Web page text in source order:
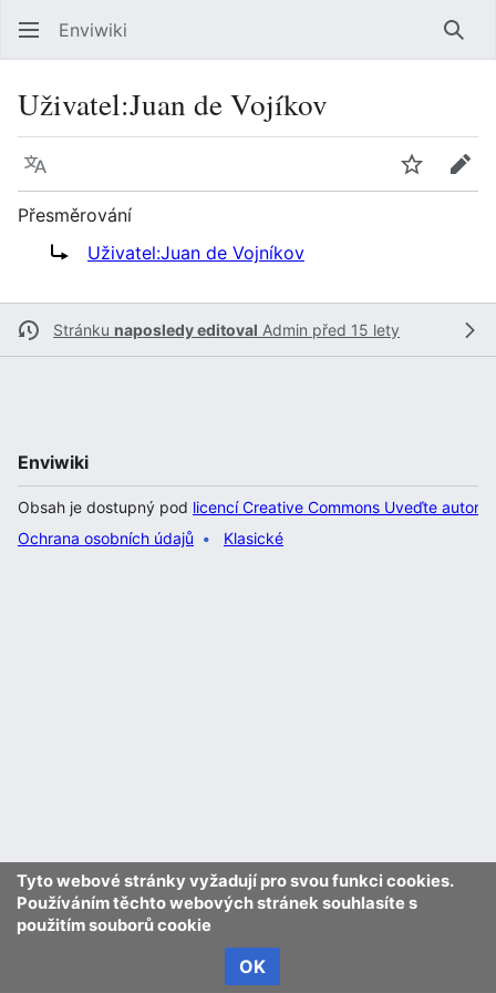
Enviwiki
Uživatel:Juan de Vojíkov
Jazyk Sledovat
Přesměrování
Přesměrování na:
Uživatel:Juan de Vojníkov
Stránku naposledy editoval Admin před 15 lety
Tyto webové stránky vyžadují pro svou funkci cookies.
Používáním těchto webových stránek souhlasíte s
použitím souborů cookie
OK
Enviwiki
Obsah je dostupný pod licencí Creative Commons Uveďte
Ochrana osobních údajů
Klasické